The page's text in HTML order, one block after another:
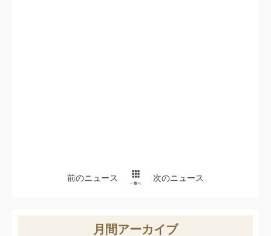
前のニュース 次のニュース
月間アーカイブ